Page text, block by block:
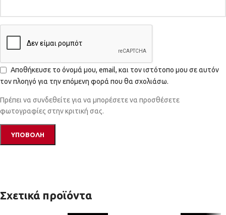
Αποθήκευσε το όνομά μου, email, και τον ιστότοπο μου σε αυτόν
τον πλοηγό για την επόμενη φορά που θα σχολιάσω.
Πρέπει να συνδεθείτε για να μπορέσετε να προσθέσετε
φωτογραφίες στην κριτική σας.
Σχετικά προϊόντα